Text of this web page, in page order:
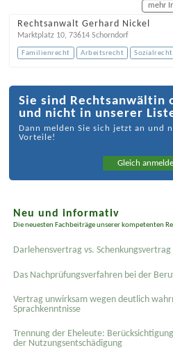
mehr
Rechtsanwalt Gerhard Nickel
Marktplatz 10, 73614 Schorndorf
Familienrecht Arbeitsrecht Sozialrecht
Sie sind Rechtsanwältin
und nicht in unserer
Dann melden Sie sich jetzt an und
Vorteile!
Gleich
Neu und informativ
Die neuesten Fachbeiträge unserer kompetenten
Darlehensvertrag vs. Schenkungsvertrag
Das Nachprüfungsverfahren bei der
Vertrag unwirksam wegen deutlich
Sprachkenntnisse
Trennung der Eheleute:
der Nutzungsentschädigung